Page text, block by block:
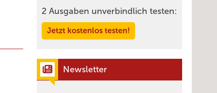
2 Ausgaben unverbindlich testen:
Jetzt kostenlos testen!
Newsletter